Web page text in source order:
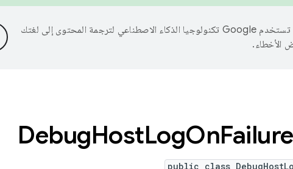
تستخدم Google تكنولوجيا الذكاء الاصطناعي لترجمة المحتوى إلى لغتك
الأخطاء.
DebugHostLogOnFailure
public class